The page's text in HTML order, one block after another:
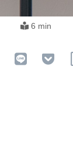
6 min